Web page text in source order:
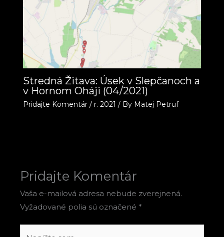
Stredná Žitava: Úsek v Slepčanoch a
v Hornom Oháji (04/2021)
Pridajte Komentár / r. 2021 / By Matej Petruf
Pridajte Komentár
Vaša e-mailová adresa nebude zverejnená.
Vyžadované polia sú označené *